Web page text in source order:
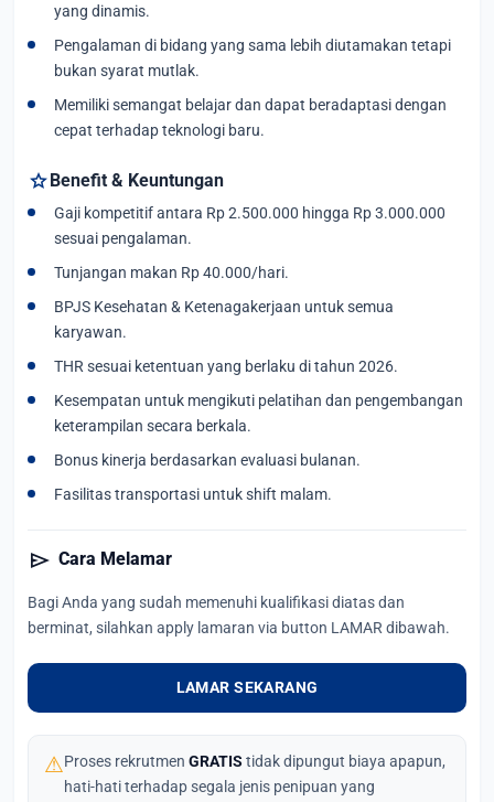
yang dinamis.
Pengalaman di bidang yang sama lebih diutamakan tetapi
bukan syarat mutlak.
Memiliki semangat belajar dan dapat beradaptasi dengan
cepat terhadap teknologi baru.
starBenefit & Keuntungan
Gaji kompetitif antara Rp 2.500.000 hingga Rp 3.000.000
sesuai pengalaman.
Tunjangan makan Rp 40.000/hari.
BPJS Kesehatan & Ketenagakerjaan untuk semua
karyawan.
THR sesuai ketentuan yang berlaku di tahun 2026.
Kesempatan untuk mengikuti pelatihan dan pengembangan
keterampilan secara berkala.
Bonus kinerja berdasarkan evaluasi bulanan.
Fasilitas transportasi untuk shift malam.
send Cara Melamar
Bagi Anda yang sudah memenuhi kualifikasi diatas dan
berminat, silahkan apply lamaran via button LAMAR dibawah.
LAMAR SEKARANG
⚠Proses rekrutmen GRATIS tidak dipungut biaya apapun,
hati-hati terhadap segala jenis penipuan yang